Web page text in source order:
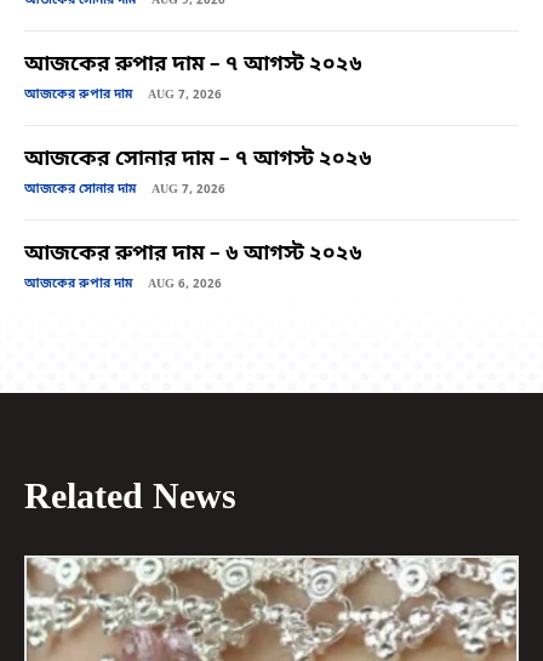
আজকের রুপার দাম – ৭ আগস্ট ২০২৬
আজকের রুপার দাম AUG 7, 2026
আজকের সোনার দাম – ৭ আগস্ট ২০২৬
আজকের সোনার দাম AUG 7, 2026
আজকের রুপার দাম – ৬ আগস্ট ২০২৬
আজকের রুপার দাম AUG 6, 2026
Related News